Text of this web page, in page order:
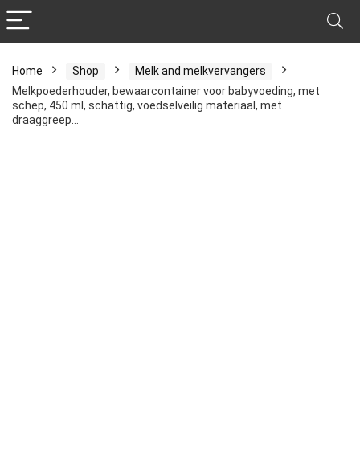
Home Shop
Melk and melkvervangers
Melkpoederhouder, bewaarcontainer voor babyvoeding, met
schep, 450 ml, schattig, voedselveilig materiaal, met
draaggreep…